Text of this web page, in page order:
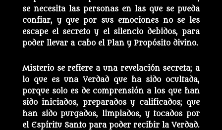
se necesita las personas en las que se pueda
confiar, y que por sus emociones no se les
escape el secreto y el silencio debidos, para
poder llevar a cabo el Plan y Propósito divino.
Misterio se refiere a una revelación secreta; a
lo que es una Verdad que ha sido ocultada,
porque solo es de comprensión a los que han
sido iniciados, preparados y calificados; que
han sido purgados, limpiados, y tocados por
el Espíritu Santo para poder recibir la Verdad.